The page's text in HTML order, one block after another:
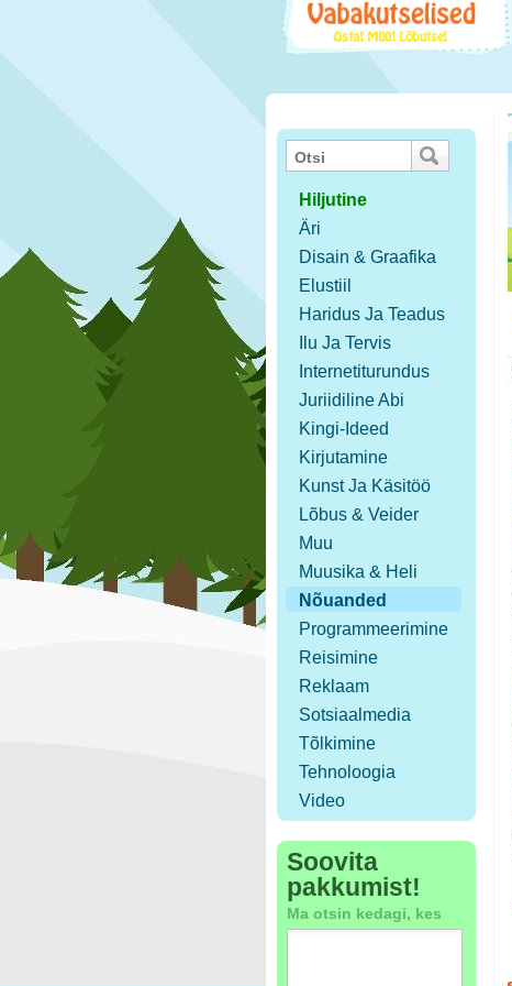
Hiljutine
Äri
Disain & Graafika
Elustiil
Haridus Ja Teadus
Ilu Ja Tervis
Internetiturundus
Juriidiline Abi
Kingi-Ideed
Kirjutamine
Kunst Ja Käsitöö
Lõbus & Veider
Muu
Muusika & Heli
Nõuanded
Programmeerimine
Reisimine
Reklaam
Sotsiaalmedia
Tõlkimine
Tehnoloogia
Video
Soovita
pakkumist!
Ma otsin kedagi, kes